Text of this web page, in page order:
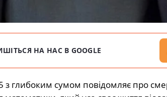
НА НАС В GOOGLE
з глибоким сумом повідомляє про